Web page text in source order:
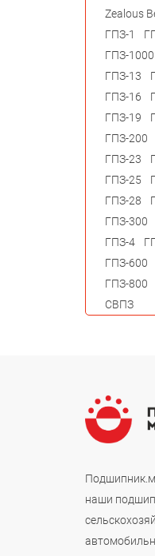
Zealous
ГПЗ-1
ГПЗ-1000
ГПЗ-13
ГПЗ-16
ГПЗ-19
ГПЗ-200
ГПЗ-23
ГПЗ-25
ГПЗ-28
ГПЗ-300
ГПЗ-4
ГПЗ-600
ГПЗ-800
СВПЗ
наши